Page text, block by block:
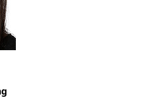
Staatsanwaltschaft
bestellen (EJPD)
Mündel,
KESB